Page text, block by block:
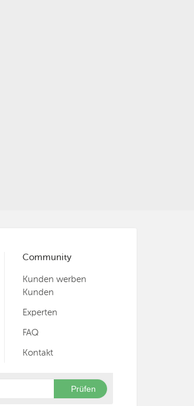
Community
Kunden werben
Kunden
Experten
FAQ
Kontakt
Prüfen